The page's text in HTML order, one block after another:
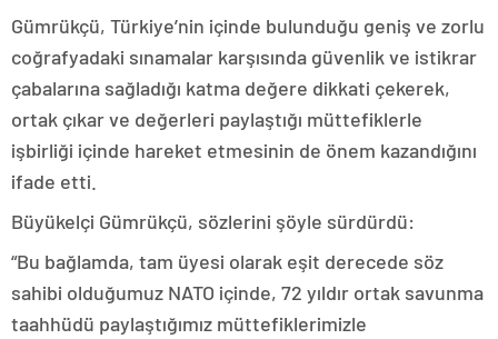
Gümrükçü, Türkiye’nin içinde bulunduğu geniş ve zorlu
coğrafyadaki sınamalar karşısında güvenlik ve istikrar
çabalarına sağladığı katma değere dikkati çekerek,
ortak çıkar ve değerleri paylaştığı müttefiklerle
işbirliği içinde hareket etmesinin de önem kazandığını
ifade etti.
Büyükelçi Gümrükçü, sözlerini şöyle sürdürdü:
“Bu bağlamda, tam üyesi olarak eşit derecede söz
sahibi olduğumuz NATO içinde, 72 yıldır ortak savunma
taahhüdü paylaştığımız müttefiklerimizle